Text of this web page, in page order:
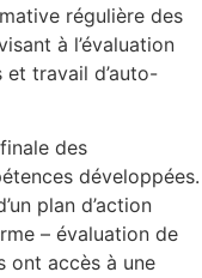
régulière des
à l’évaluation
travail d’auto-
des
développées.
plan d’action
– évaluation de
ont accès à une